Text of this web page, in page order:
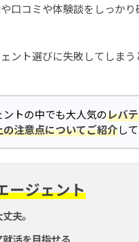
口コミや体験談をしっか
ント選びに失敗してしまう
トの中でも大人気のレバ
注意点についてご紹介して
ージェント
夫。
活を目指せる